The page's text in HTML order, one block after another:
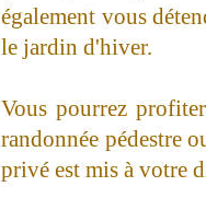
également vous
le jardin d'hiver.
Vous pourrez
randonnée pédestre
privé est mis à votre